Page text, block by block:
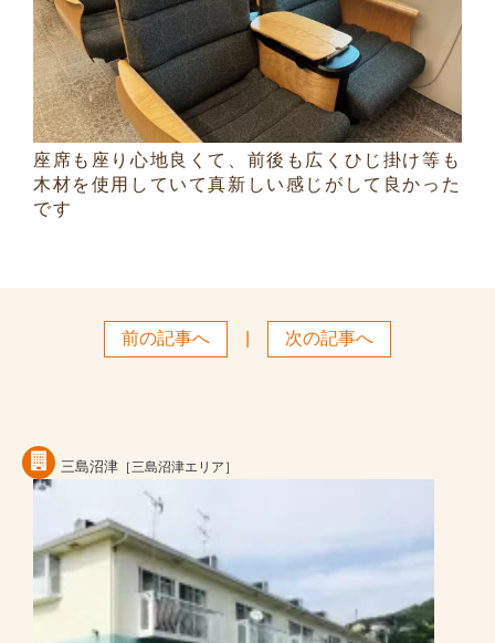
座席も座り心地良くて、前後も広くひじ掛け等も
木材を使用していて真新しい感じがして良かった
です
前の記事へ 次の記事へ
三島沼津 ［三島沼津エリア］